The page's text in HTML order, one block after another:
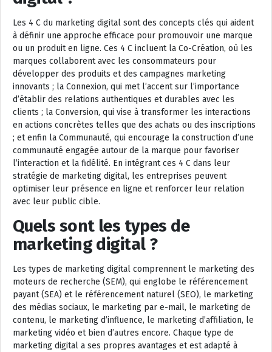
Les 4 C du marketing digital sont des concepts clés qui aident
à définir une approche efficace pour promouvoir une marque
ou un produit en ligne. Ces 4 C incluent la Co-Création, où les
marques collaborent avec les consommateurs pour
développer des produits et des campagnes marketing
innovants ; la Connexion, qui met l’accent sur l’importance
d’établir des relations authentiques et durables avec les
clients ; la Conversion, qui vise à transformer les interactions
en actions concrètes telles que des achats ou des inscriptions
; et enfin la Communauté, qui encourage la construction d’une
communauté engagée autour de la marque pour favoriser
l’interaction et la fidélité. En intégrant ces 4 C dans leur
stratégie de marketing digital, les entreprises peuvent
optimiser leur présence en ligne et renforcer leur relation
avec leur public cible.
Quels sont les types de
marketing digital ?
Les types de marketing digital comprennent le marketing des
moteurs de recherche (SEM), qui englobe le référencement
payant (SEA) et le référencement naturel (SEO), le marketing
des médias sociaux, le marketing par e-mail, le marketing de
contenu, le marketing d’influence, le marketing d’affiliation, le
marketing vidéo et bien d’autres encore. Chaque type de
marketing digital a ses propres avantages et est adapté à